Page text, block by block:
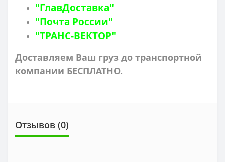
"ГлавДоставка"
"Почта России"
"ТРАНС-ВЕКТОР"
Доставляем Ваш груз до транспортной
компании БЕСПЛАТНО.
Отзывов (0)